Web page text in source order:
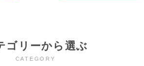
ゴリーから選ぶ
CATEGORY